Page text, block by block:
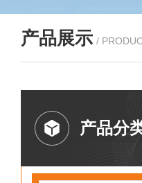
产品展示 /
产品分